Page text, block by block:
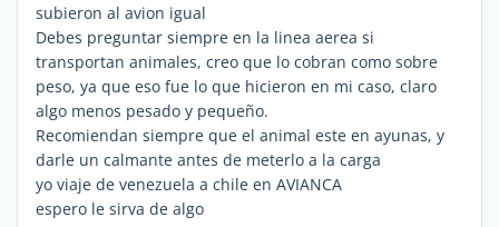
subieron al avion igual
Debes preguntar siempre en la linea aerea si
transportan animales, creo que lo cobran como sobre
peso, ya que eso fue lo que hicieron en mi caso, claro
algo menos pesado y pequeño.
Recomiendan siempre que el animal este en ayunas, y
darle un calmante antes de meterlo a la carga
yo viaje de venezuela a chile en AVIANCA
espero le sirva de algo